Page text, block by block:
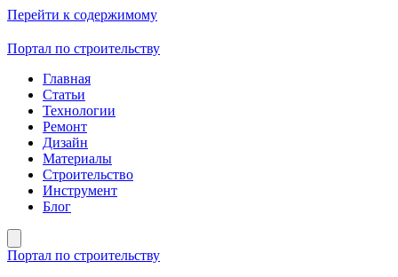
Перейти к содержимому
Портал по строительству
Главная
Статьи
Технологии
Ремонт
Дизайн
Материалы
Строительство
Инструмент
Блог
Портал по строительству